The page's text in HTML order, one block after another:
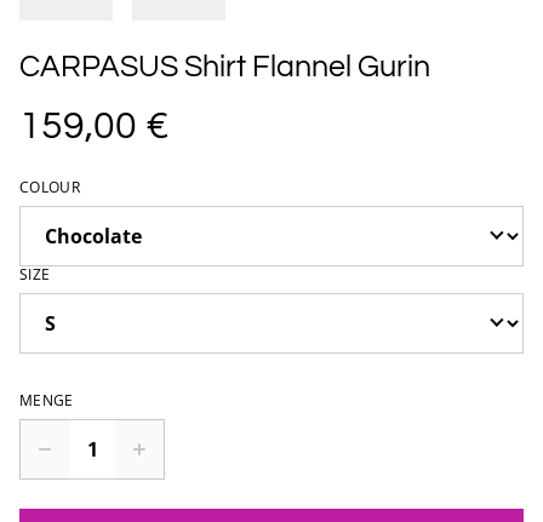
CARPASUS Shirt Flannel Gurin
159,00 €
COLOUR
SIZE
MENGE